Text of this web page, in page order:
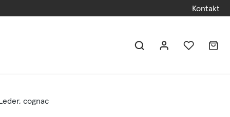
Kontakt
cognac